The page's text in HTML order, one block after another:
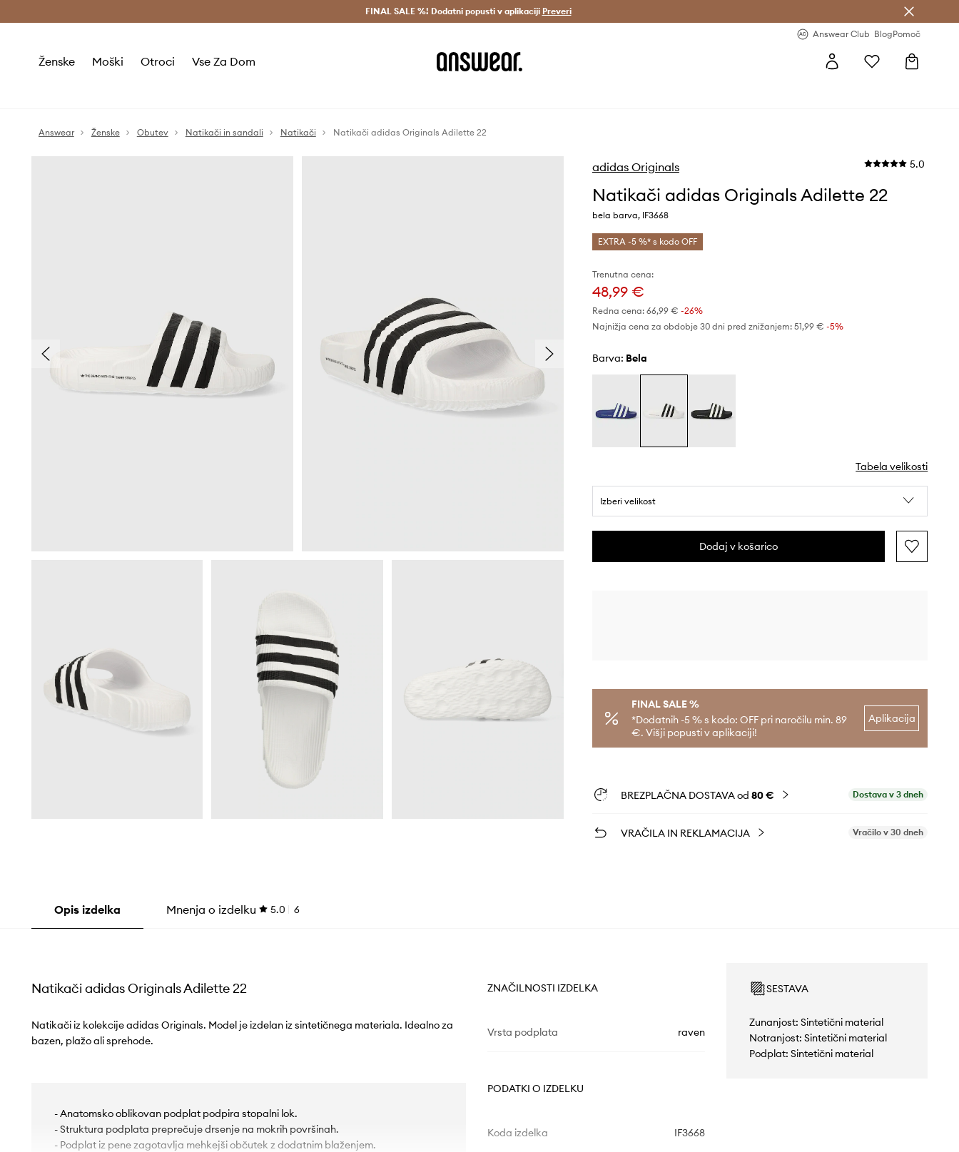
Dostava v 3 dneh > Prihrani z vpisom v Answear Club >
FINAL SALE %! Dodatni popusti v aplikaciji Preveri
Answear Club BlogPomoč
Ženske Moški Otroci Vse Za Dom
Answear Ženske Obutev Natikači in sandali Natikači Natikači adidas Originals Adilette 22
adidas Originals 5.0
Natikači adidas Originals Adilette 22
bela barva, IF3668
EXTRA -5 %* s kodo OFF
Trenutna cena:
48,99 €
Redna cena: 66,99 € -26%
Najnižja cena za obdobje 30 dni pred znižanjem: 51,99 € -5%
Barva: bela
Tabela velikosti
Izberi velikost
Dodaj v košarico
FINAL SALE %
*Dodatnih -5 % s kodo: OFF pri naročilu min. 89
€. Višji popusti v aplikaciji!
Aplikacija
BREZPLAČNA DOSTAVA od 80 € Dostava v 3 dneh
VRAČILA IN REKLAMACIJA Vračilo v 30 dneh
Opis izdelka Mnenja o izdelku 5.0 6
Natikači adidas Originals Adilette 22
Natikači iz kolekcije adidas Originals. Model je izdelan iz sintetičnega materiala. Idealno za
bazen, plažo ali sprehode.
- Anatomsko oblikovan podplat podpira stopalni lok.
- Struktura podplata preprečuje drsenje na mokrih površinah.
- Podplat iz pene zagotavlja mehkejši občutek z dodatnim blaženjem.
ZNAČILNOSTI IZDELKA
Vrsta podplata raven
PODATKI O IZDELKU
Koda izdelka IF3668
SESTAVA
Zunanjost: Sintetični material
Notranjost: Sintetični material
Podplat: Sintetični material